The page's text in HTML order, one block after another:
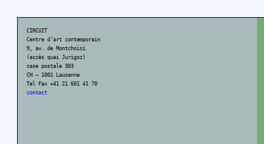
CIRCUIT
Centre d’art contemporain
9, av. de Montchoisi
(accès quai Jurigoz)
case postale 303
CH – 1001 Lausanne
Tel Fax +41 21 601 41 70
contact